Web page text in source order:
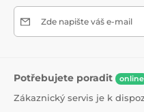
Zde napište váš e-mail
Potřebujete poradit online
Zákaznický servis je k